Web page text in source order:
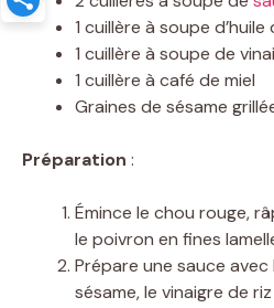
1 cuillère à soupe d’huile
1 cuillère à soupe de
1 cuillère à café de miel
Graines de sésame
Préparation :
Émince le chou rouge,
le poivron en fines
Prépare une sauce avec
sésame, le vinaigre de